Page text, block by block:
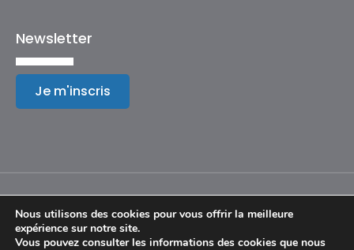
Newsletter
Je m'inscris
Mentions légales
Nous utilisons des cookies pour vous offrir la meilleure
expérience sur notre site.
Vous pouvez consulter les informations des cookies que nous